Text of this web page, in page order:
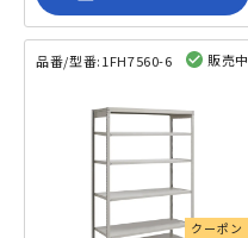
品番/型番:1FH7560-6 販売中
クーポン